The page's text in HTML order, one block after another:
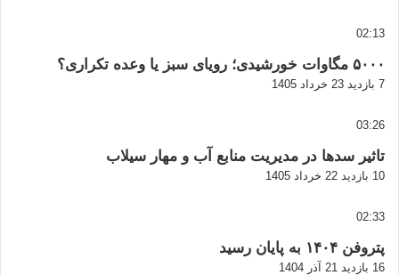
02:13
۵۰۰۰ مگاوات خورشیدی؛ رویای سبز یا وعده تکراری؟
7 بازدید 23 خرداد 1405
03:26
تاثیر سدها در مدیریت منابع آب و مهار سیلاب
10 بازدید 22 خرداد 1405
02:33
پتروفن ۱۴۰۴ به پایان رسید
16 بازدید 21 آذر 1404